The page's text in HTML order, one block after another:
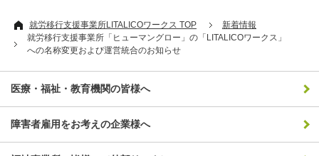
就労移行支援事業所LITALICOワークス TOP
新着情報
就労移行支援事業所「ヒューマングロー」の「LITALICOワークス」
への名称変更および運営統合のお知らせ
医療・福祉・教育機関の皆様へ
障害者雇用をお考えの企業様へ